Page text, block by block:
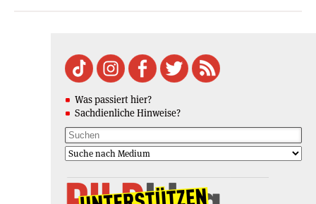
Was passiert hier?
Sachdienliche Hinweise?